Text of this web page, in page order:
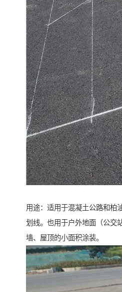
用途：适用于混凝土公路和柏
划线。也用于户外地面（公交
墙、屋顶的小面积涂装。